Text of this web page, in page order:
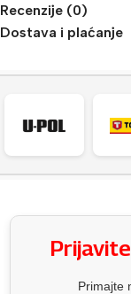
Recenzije (0)
Dostava i plaćanje
Primajte